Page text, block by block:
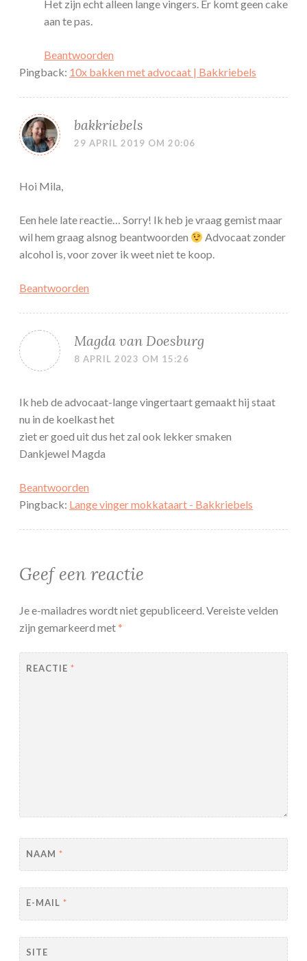
Het zijn echt alleen lange vingers. Er komt geen cake
aan te pas.
Beantwoorden
Pingback: 10x bakken met advocaat | Bakkriebels
bakkriebels
29 APRIL 2019 OM 20:06
Hoi Mila,
Een hele late reactie… Sorry! Ik heb je vraag gemist maar
wil hem graag alsnog beantwoorden
Advocaat zonder
alcohol is, voor zover ik weet niet te koop.
Beantwoorden
Magda van Doesburg
8 APRIL 2023 OM 15:26
Ik heb de advocaat-lange vingertaart gemaakt hij staat
nu in de koelkast het
ziet er goed uit dus het zal ook lekker smaken
Dankjewel Magda
Beantwoorden
Pingback: Lange vinger mokkataart - Bakkriebels
Geef een reactie
Je e-mailadres wordt niet gepubliceerd.Vereiste velden
zijn gemarkeerd met*
REACTIE *
NAAM *
E-MAIL *
SITE